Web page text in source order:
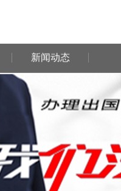
新闻动态
联系我们